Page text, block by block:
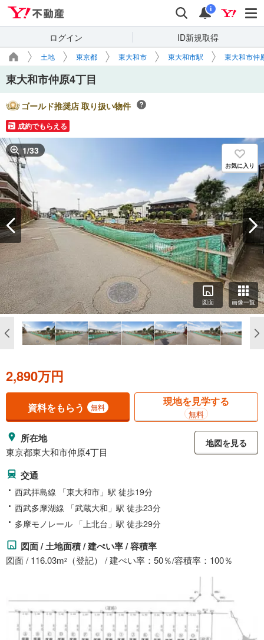
検索 通知
i
ログイン ID新規取得
土地 東京都 東大和市 東大和市駅 東大和市仲
東大和市仲原4丁目
ゴールド推奨店 取り扱い物件
成約でもらえる
1/33
お気に入り
図面 画像一覧
2,890万円
資料をもらう 無料 現地を見学する
無料
所在地
東京都東大和市仲原4丁目
地図を見る
交通
西武拝島線 「東大和市」駅 徒歩19分
西武多摩湖線 「武蔵大和」駅 徒歩23分
多摩モノレール 「上北台」駅 徒歩29分
図面 / 土地面積 / 建ぺい率 / 容積率
図面 / 116.03m2 （登記） / 建ぺい率：50％/容積率：100％